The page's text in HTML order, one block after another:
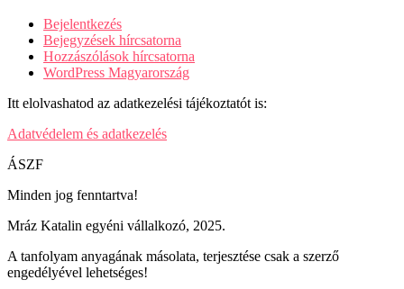
Bejelentkezés
Bejegyzések hírcsatorna
Hozzászólások hírcsatorna
WordPress Magyarország
Itt elolvashatod az adatkezelési tájékoztatót is:
Adatvédelem és adatkezelés
ÁSZF
Minden jog fenntartva!
Mráz Katalin egyéni vállalkozó, 2025.
A tanfolyam anyagának másolata, terjesztése csak a szerző
engedélyével lehetséges!